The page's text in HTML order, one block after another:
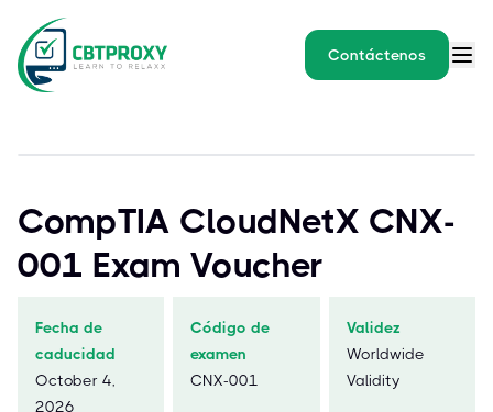
Contáctenos
CompTIA CloudNetX CNX-
001 Exam Voucher
Fecha de
caducidad
October 4,
2026
Código de
examen
CNX-001
Validez
Worldwide
Validity